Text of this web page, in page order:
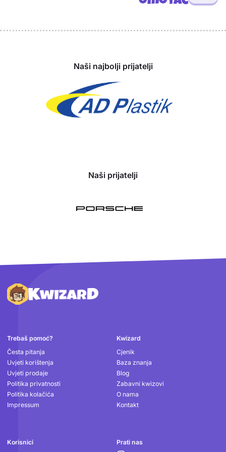
Naši najbolji prijatelji
Naši prijatelji
Podnožje
Trebaš pomoć?
Česta pitanja
Uvjeti korištenja
Uvjeti prodaje
Politika privatnosti
Politika kolačića
Impressum
Kwizard
Cjenik
Baza znanja
Blog
Zabavni kwizovi
O nama
Kontakt
Korisnici
Prati nas